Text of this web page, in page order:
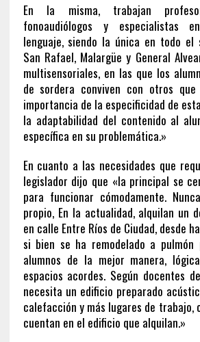
En la misma, trabajan
fonoaudiólogos y especialistas
lenguaje, siendo la única en todo el
San Rafael, Malargüe y General
multisensoriales, en las que los
de sordera conviven con otros
importancia de la especificidad de
la adaptabilidad del contenido al
específica en su problemática.»
En cuanto a las necesidades que
legislador dijo que «la principal se
para funcionar cómodamente.
propio, En la actualidad, alquilan un
en calle Entre Ríos de Ciudad, desde
si bien se ha remodelado a
alumnos de la mejor manera,
espacios acordes. Según docentes
necesita un edificio preparado
calefacción y más lugares de trabajo,
cuentan en el edificio que alquilan.»